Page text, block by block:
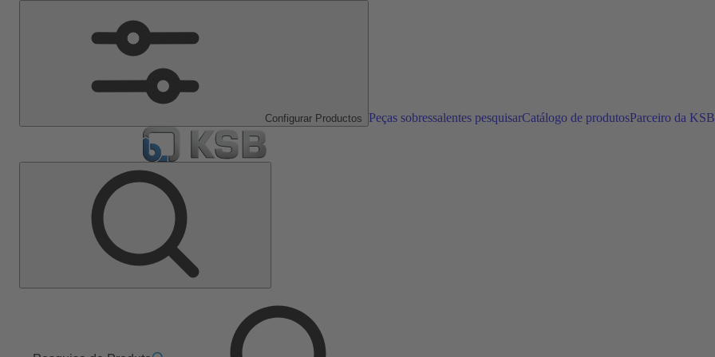
Configurar Productos Peças sobressalentes pesquisarCatálogo de produtosParceiro da KSB